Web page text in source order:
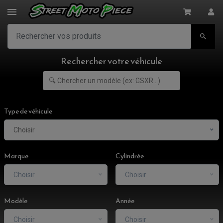
CLIGNOTANT ADAPTABLE, UNIVERSEL
NOS MARQUES

Rechercher votre véhicule
Type de véhicule
Choisir
Marque
Choisir
Cylindrée
Choisir
Modèle
Choisir
Année
Choisir